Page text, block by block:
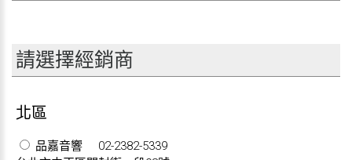
請選擇經銷商
北區
品嘉音響
02-2382-5339